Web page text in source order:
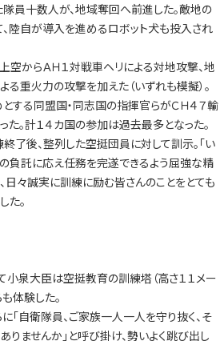
員十数人が、地域奪回へ前進した。敵地の
陸自が導入を進めるロボット犬も投入され
からＡＨ１対戦車ヘリによる対地攻撃、地
重火力の攻撃を加えた（いずれも模擬）。
する同盟国・同志国の指揮官らがＣＨ４７輸
。計１４カ国の参加は過去最多となった。
後、整列した空挺団員に対して訓示。「い
負託に応え任務を完遂できるよう屈強な精
日々誠実に訓練に励む皆さんのことをとても
た。
小泉大臣は空挺教育の訓練塔（高さ１１メー
体験した。
自衛隊員、ご家族一人一人を守り抜く、そ
ませんか」と呼び掛け、勢いよく跳び出し